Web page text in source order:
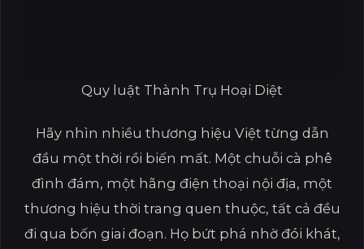
Quy luật Thành Trụ Hoại Diệt
Hãy nhìn nhiều thương hiệu Việt từng dẫn
đầu một thời rồi biến mất. Một chuỗi cà phê
đình đám, một hãng điện thoại nội địa, một
thương hiệu thời trang quen thuộc, tất cả đều
đi qua bốn giai đoạn. Họ bứt phá nhờ đói khát,